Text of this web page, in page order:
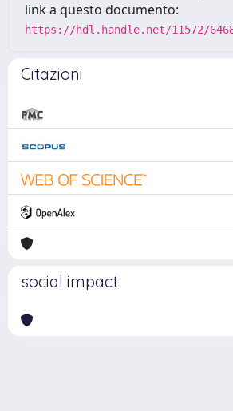
link a questo documento:
https://hdl.handle.net/11572/
Citazioni
social impact